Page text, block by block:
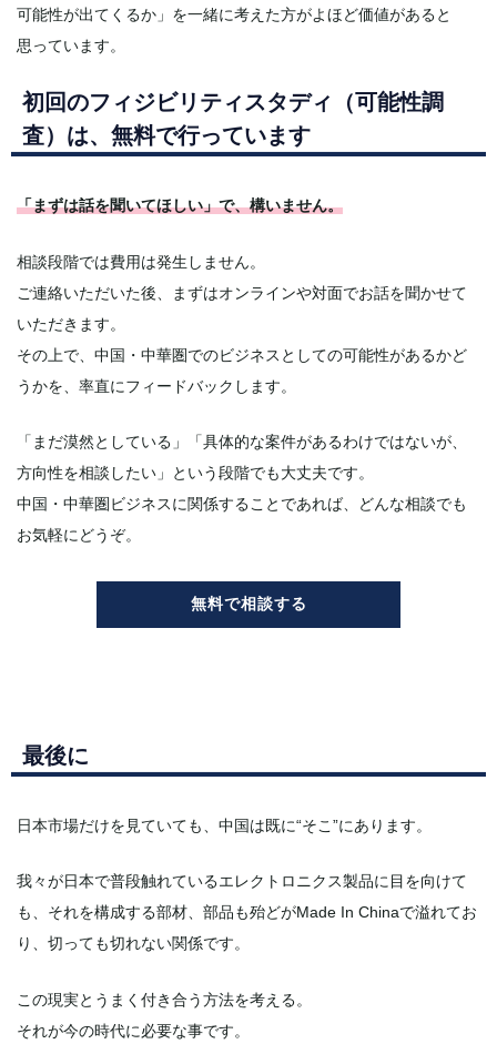
可能性が出てくるか」を一緒に考えた方がよほど価値があると
思っています。
初回のフィジビリティスタディ（可能性調
査）は、無料で行っています
「まずは話を聞いてほしい」で、構いません。
相談段階では費用は発生しません。
ご連絡いただいた後、まずはオンラインや対面でお話を聞かせて
いただきます。
その上で、中国・中華圏でのビジネスとしての可能性があるかど
うかを、率直にフィードバックします。
「まだ漠然としている」「具体的な案件があるわけではないが、
方向性を相談したい」という段階でも大丈夫です。
中国・中華圏ビジネスに関係することであれば、どんな相談でも
お気軽にどうぞ。
無料で相談する
最後に
日本市場だけを見ていても、中国は既に“そこ”にあります。
我々が日本で普段触れているエレクトロニクス製品に目を向けて
も、それを構成する部材、部品も殆どがMade In Chinaで溢れてお
り、切っても切れない関係です。
この現実とうまく付き合う方法を考える。
それが今の時代に必要な事です。